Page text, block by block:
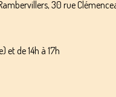
30 rue
et de 14h à 17h